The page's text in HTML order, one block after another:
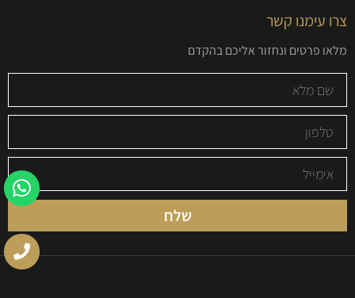
צרו עימנו קשר
מלאו פרטים ונחזור אליכם בהקדם
שלח